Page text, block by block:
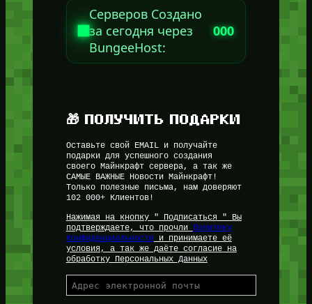
Серверов Создано
за сегодня через
BungeeHost:
000
🎁 ПОЛУЧИТЬ ПОДАРКИ
Оставьте свой EMAIL и получайте
подарки для успешного создания
своего Майнкрафт сервера, а так же
САМЫЕ ВАЖНЫЕ Новости Майнкрафт!
Только полезные письма, нам доверяют
102 000+ Клиентов!
Нажимая на кнопку " Подписаться " Вы
подтверждаете, что прочли
Политику
Конфиденциальностии принимаете её
условия, а так же даёте согласие на
обработку Персональных Данных